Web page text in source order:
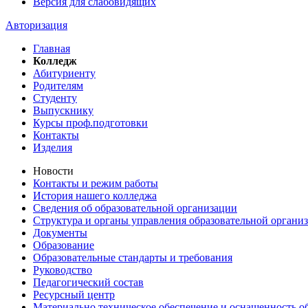
Авторизация
Главная
Колледж
Абитуриенту
Родителям
Студенту
Выпускнику
Курсы проф.подготовки
Контакты
Изделия
Новости
Контакты и режим работы
История нашего колледжа
Сведения об образовательной организации
Структура и органы управления образовательной
Документы
Образование
Образовательные стандарты и требования
Руководство
Педагогический состав
Ресурсный центр